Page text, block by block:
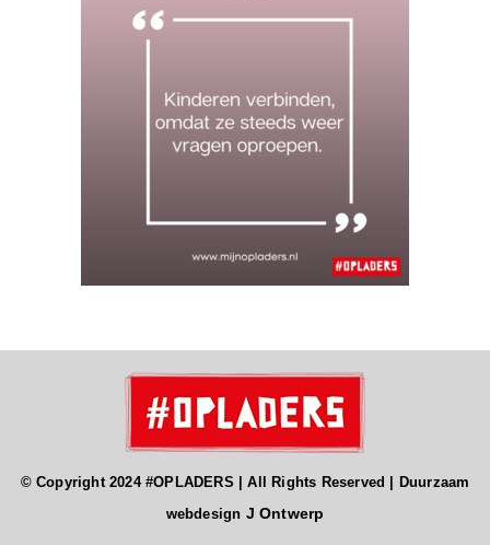
© Copyright 2024 #OPLADERS | All Rights Reserved | Duurzaam
webdesign J Ontwerp